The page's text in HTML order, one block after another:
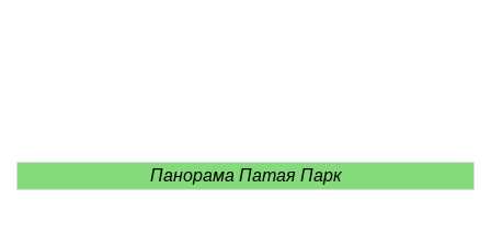
Панорама Патая Парк